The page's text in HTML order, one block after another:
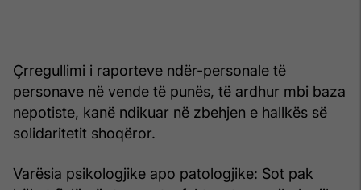
Çrregullimi i raporteve ndër-personale të
personave në vende të punës, të ardhur mbi baza
nepotiste, kanë ndikuar në zbehjen e hallkës së
solidaritetit shoqëror.
Varësia psikologjike apo patologjike: Sot pak